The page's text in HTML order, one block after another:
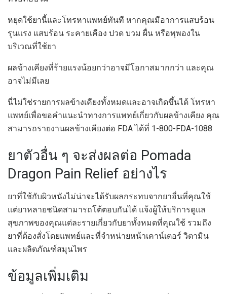
หยุดใช้ยานี้และโทรหาแพทย์ทันที หากคุณมีอาการแสบร้อน
รุนแรง แสบร้อน ระคายเคือง ปวด บวม ผื่น หรือพุพองใน
บริเวณที่ใช้ยา
ผลข้างเคียงที่ร้ายแรงน้อยกว่าอาจมีโอกาสมากกว่า และคุณ
อาจไม่มีเลย
นี่ไม่ใช่รายการผลข้างเคียงทั้งหมดและอาจเกิดขึ้นได้ โทรหา
แพทย์เพื่อขอคำแนะนำทางการแพทย์เกี่ยวกับผลข้างเคียง คุณ
สามารถรายงานผลข้างเคียงต่อ FDA ได้ที่ 1-800-FDA-1088
ยาตัวอื่น ๆ จะส่งผลต่อ Pomada
Dragon Pain Relief อย่างไร
ยาที่ใช้กับผิวหนังไม่น่าจะได้รับผลกระทบจากยาอื่นที่คุณใช้
แต่ยาหลายชนิดสามารถโต้ตอบกันได้ แจ้งผู้ให้บริการดูแล
สุขภาพของคุณแต่ละรายเกี่ยวกับยาทั้งหมดที่คุณใช้ รวมถึง
ยาที่ต้องสั่งโดยแพทย์และที่จำหน่ายหน้าเคาน์เตอร์ วิตามิน
และผลิตภัณฑ์สมุนไพร
ข้อมูลเพิ่มเติม